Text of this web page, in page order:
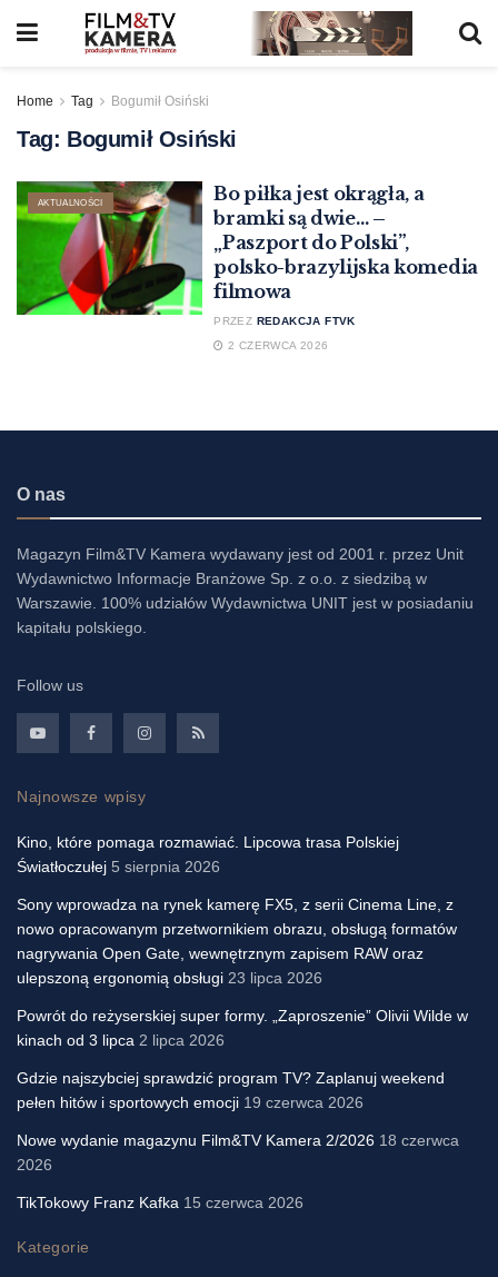
Home Tag Bogumił Osiński
Tag: Bogumił Osiński
AKTUALNOŚCI
Bo piłka jest okrągła, a
bramki są dwie… –
„Paszport do Polski”,
polsko-brazylijska komedia
filmowa
PRZEZ REDAKCJA FTVK
2 CZERWCA 2026
O nas
Magazyn Film&TV Kamera wydawany jest od 2001 r. przez Unit
Wydawnictwo Informacje Branżowe Sp. z o.o. z siedzibą w
Warszawie. 100% udziałów Wydawnictwa UNIT jest w posiadaniu
kapitału polskiego.
Follow us
Najnowsze wpisy
Kino, które pomaga rozmawiać. Lipcowa trasa Polskiej
Światłoczułej 5 sierpnia 2026
Sony wprowadza na rynek kamerę FX5, z serii Cinema Line, z
nowo opracowanym przetwornikiem obrazu, obsługą formatów
nagrywania Open Gate, wewnętrznym zapisem RAW oraz
ulepszoną ergonomią obsługi 23 lipca 2026
Powrót do reżyserskiej super formy. „Zaproszenie” Olivii Wilde w
kinach od 3 lipca 2 lipca 2026
Gdzie najszybciej sprawdzić program TV? Zaplanuj weekend
pełen hitów i sportowych emocji 19 czerwca 2026
Nowe wydanie magazynu Film&TV Kamera 2/2026 18 czerwca
2026
TikTokowy Franz Kafka 15 czerwca 2026
Kategorie